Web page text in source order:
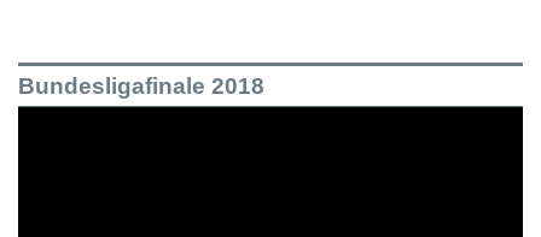
Bundesligafinale 2018